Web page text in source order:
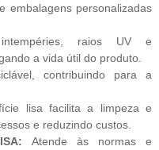
embalagens personalizadas
raios UV e
a vida útil do produto.
contribuindo para a
lisa facilita a limpeza e
e reduzindo custos.
Atende às normas e